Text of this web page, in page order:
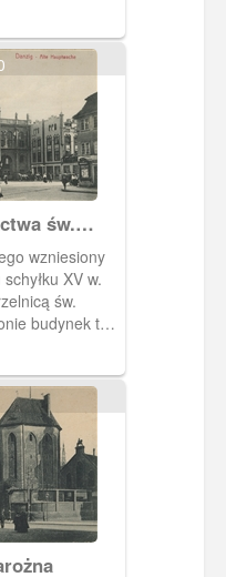
św.
iwzniesiony
XV w.
św.
budynek ten
Freymann.